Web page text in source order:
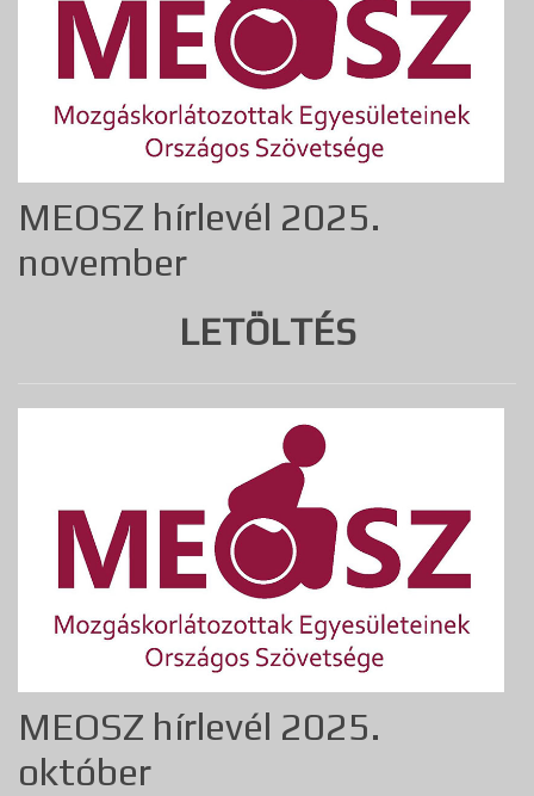
MEOSZ hírlevél 2025.
november
LETÖLTÉS
MEOSZ hírlevél 2025.
október